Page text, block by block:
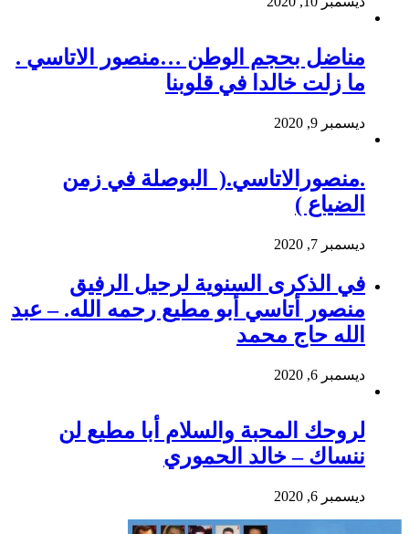
مناضل بحجم الوطن …منصور الاتاسي .
ما زلت خالدا في قلوبنا
ديسمبر 9, 2020
.منصورالاتاسي.( البوصلة في زمن
الضياع )
ديسمبر 7, 2020
في الذكرى السنوية لرحيل الرفيق
منصور أتاسي أبو مطيع رحمه الله. – عبد
الله حاج محمد
ديسمبر 6, 2020
لروحك المحبة والسلام أبا مطيع لن
ننساك – خالد الحموري
ديسمبر 6, 2020